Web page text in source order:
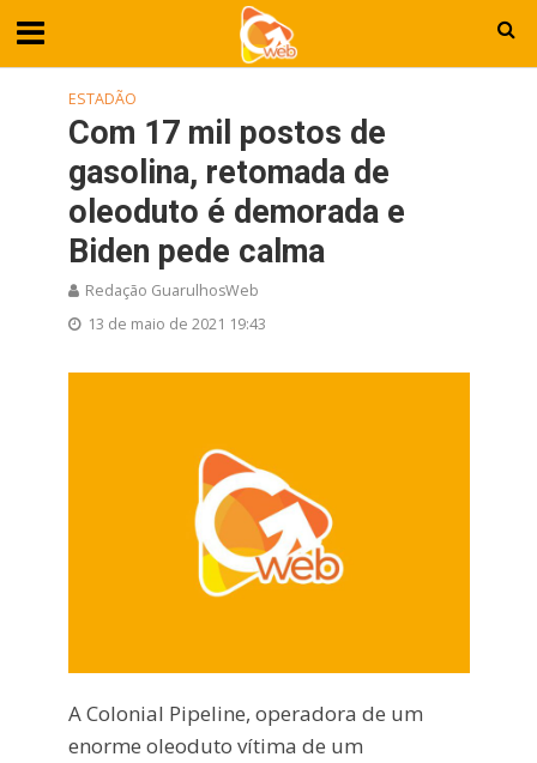
ESTADÃO
Com 17 mil postos de
gasolina, retomada de
oleoduto é demorada e
Biden pede calma
Redação GuarulhosWeb
13 de maio de 2021 19:43
A Colonial Pipeline, operadora de um
enorme oleoduto vítima de um